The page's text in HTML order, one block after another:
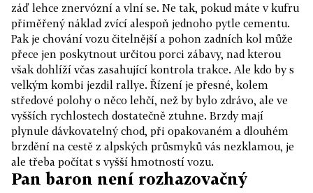
záď lehce znervózní a vlní se. Ne tak, pokud máte v kufru
přiměřený náklad zvící alespoň jednoho pytle cementu.
Pak je chování vozu čitelnější a pohon zadních kol může
přece jen poskytnout určitou porci zábavy, nad kterou
však dohlíží včas zasahující kontrola trakce. Ale kdo by s
velkým kombi jezdil rallye. Řízení je přesné, kolem
středové polohy o něco lehčí, než by bylo zdrávo, ale ve
vyšších rychlostech dostatečně ztuhne. Brzdy mají
plynule dávkovatelný chod, při opakovaném a dlouhém
brzdění na cestě z alpských průsmyků vás nezklamou, je
ale třeba počítat s vyšší hmotností vozu.
Pan baron není rozhazovačný